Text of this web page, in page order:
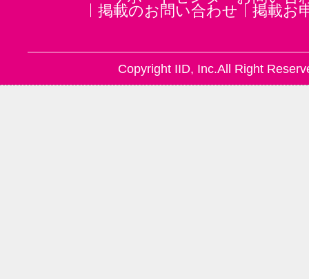
掲載のお問い合わせ
掲載お
Copyright IID, Inc.All Right